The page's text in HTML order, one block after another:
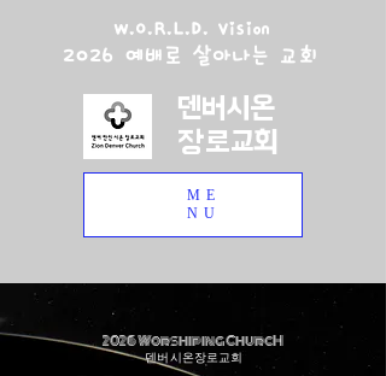
W.O.R.L.D. Vision
2026 예배로 살아나는 교회
덴버시온
장로교회
ME
NU
2026 Worshiping ChurcH
덴버 시온장로교회